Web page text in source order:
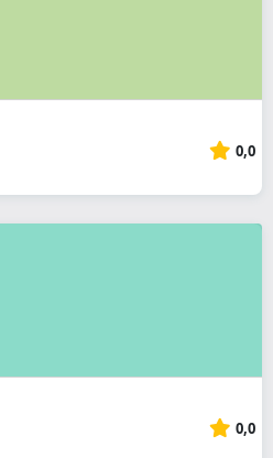
0,0
0,0